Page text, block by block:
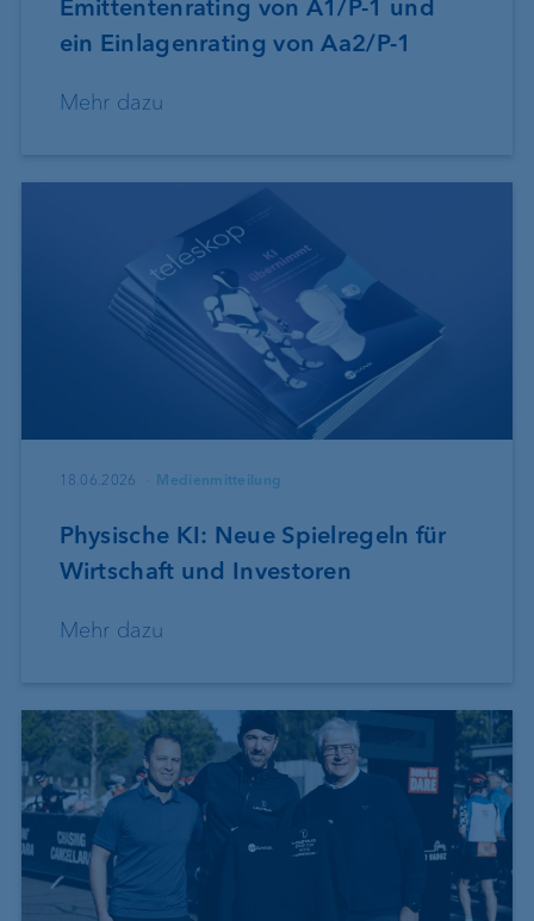
Emittentenrating von A1/P-1 und
ein Einlagenrating von Aa2/P-1
Mehr dazu
18.06.2026 Medienmitteilung
Physische KI: Neue Spielregeln für
Wirtschaft und Investoren
Mehr dazu